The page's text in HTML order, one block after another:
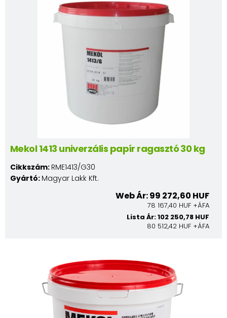
Mekol 1413 univerzális papír ragasztó 30 kg
Cikkszám: RME1413/G30
Gyártó: Magyar Lakk Kft.
Web Ár: 99 272,60 HUF
78 167,40 HUF +ÁFA
Lista Ár: 102 250,78 HUF
80 512,42 HUF +ÁFA